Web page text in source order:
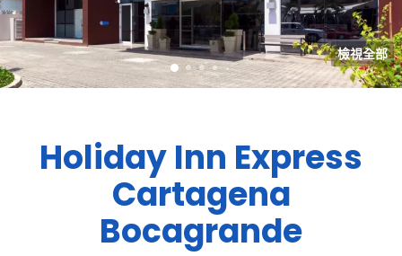
檢視全部
Holiday Inn Express
Cartagena
Bocagrande